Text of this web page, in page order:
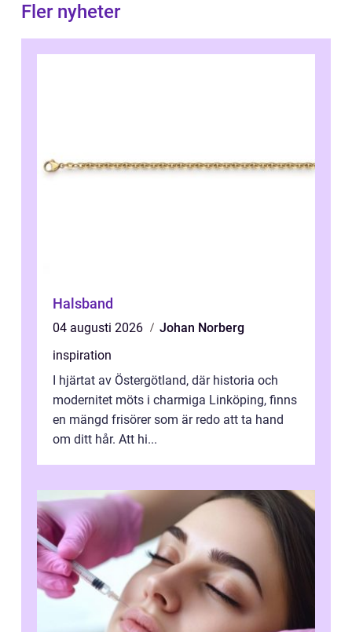
Fler nyheter
Halsband
04 augusti 2026
Johan Norberg
inspiration
I hjärtat av Östergötland, där historia och
modernitet möts i charmiga Linköping, finns
en mängd frisörer som är redo att ta hand
om ditt hår. Att hi...